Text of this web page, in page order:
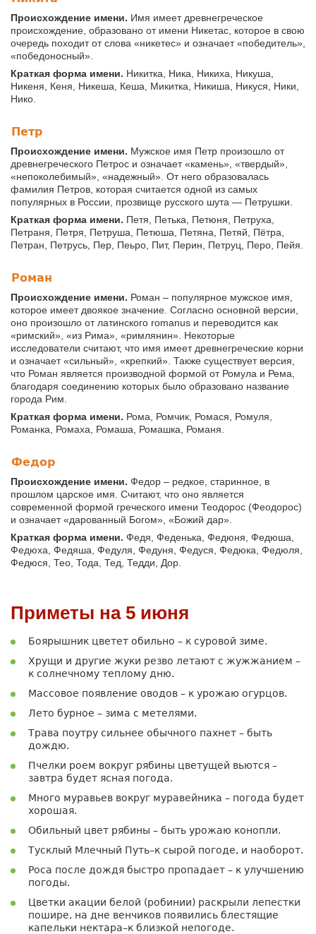
Происхождение имени. Имя имеет древнегреческое
происхождение, образовано от имени Никетас, которое в свою
очередь походит от слова «никетес» и означает «победитель»,
«победоносный».
Краткая форма имени. Никитка, Ника, Никиха, Никуша,
Никеня, Кеня, Никеша, Кеша, Микитка, Никиша, Никуся, Ники,
Нико.
Петр
Происхождение имени. Мужское имя Петр произошло от
древнегреческого Петрос и означает «камень», «твердый»,
«непоколебимый», «надежный». От него образовалась
фамилия Петров, которая считается одной из самых
популярных в России, прозвище русского шута — Петрушки.
Краткая форма имени. Петя, Петька, Петюня, Петруха,
Петраня, Петря, Петруша, Петюша, Петяна, Петяй, Пётра,
Петран, Петрусь, Пер, Пеьро, Пит, Перин, Петруц, Перо, Пейя.
Роман
Происхождение имени. Роман – популярное мужское имя,
которое имеет двоякое значение. Согласно основной версии,
оно произошло от латинского romanus и переводится как
«римский», «из Рима», «римлянин». Некоторые
исследователи считают, что имя имеет древнегреческие корни
и означает «сильный», «крепкий». Также существует версия,
что Роман является производной формой от Ромула и Рема,
благодаря соединению которых было образовано название
города Рим.
Краткая форма имени. Рома, Ромчик, Ромася, Ромуля,
Романка, Ромаха, Ромаша, Ромашка, Романя.
Федор
Происхождение имени. Федор – редкое, старинное, в
прошлом царское имя. Считают, что оно является
современной формой греческого имени Теодорос (Феодорос)
и означает «дарованный Богом», «Божий дар».
Краткая форма имени. Федя, Феденька, Федюня, Федюша,
Федюха, Федяша, Федуля, Федуня, Федуся, Федюка, Федюля,
Федюся, Тео, Тода, Тед, Тедди, Дор.
Приметы на 5 июня
Боярышник цветет обильно – к суровой зиме.
Хрущи и другие жуки резво летают с жужжанием –
к солнечному теплому дню.
Массовое появление оводов – к урожаю огурцов.
Лето бурное – зима с метелями.
Трава поутру сильнее обычного пахнет – быть
дождю.
Пчелки роем вокруг рябины цветущей вьются –
завтра будет ясная погода.
Много муравьев вокруг муравейника – погода будет
хорошая.
Обильный цвет рябины – быть урожаю конопли.
Тусклый Млечный Путь–к сырой погоде, и наоборот.
Роса после дождя быстро пропадает – к улучшению
погоды.
Цветки акации белой (робинии) раскрыли лепестки
пошире, на дне венчиков появились блестящие
капельки нектара–к близкой непогоде.